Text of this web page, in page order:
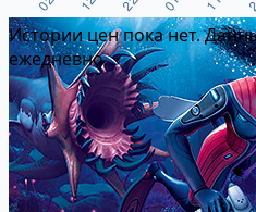
Истории цен пока нет.
ежедневно.